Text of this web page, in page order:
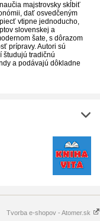
majstrovsky skĺbiť
dať osvedčeným
vtipne jednoducho,
slovenskej a
šate, s dôrazom
prípravy. Autori sú
študujú tradičnú
a podávajú dôkladne
Tvorba e-shopov - Atomer.sk